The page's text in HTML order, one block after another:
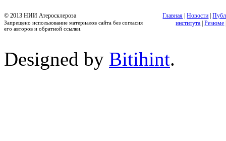
© 2013 НИИ Атеросклероза
Запрещено использование материалов сайта без согласия
его авторов и обратной ссылки.
Главная |Новости |
института |Резюме
Designed by Bitihint.